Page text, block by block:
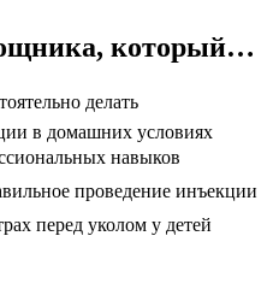
который…
делать
в домашних условиях
навыков
проведение инъекции
перед уколом у детей